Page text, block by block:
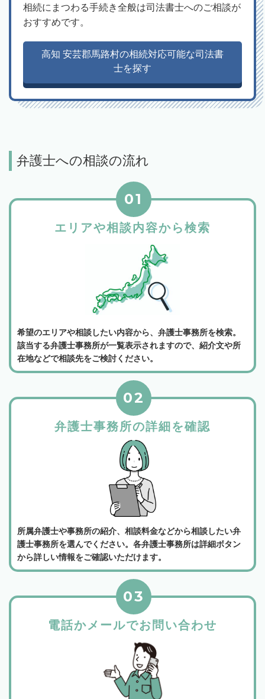
相続にまつわる手続き全般は司法書士へのご相談が
おすすめです。
高知 安芸郡馬路村の相続対応可能な司法書
士を探す
弁護士への相談の流れ
エリアや相談内容から検索
01
希望のエリアや相談したい内容から、弁護士事務所を検索。
該当する弁護士事務所が一覧表示されますので、紹介文や所
在地などで相談先をご検討ください。
弁護士事務所の詳細を確認
02
所属弁護士や事務所の紹介、相談料金などから相談したい弁
護士事務所を選んでください。各弁護士事務所は詳細ボタン
から詳しい情報をご確認いただけます。
電話かメールでお問い合わせ
03